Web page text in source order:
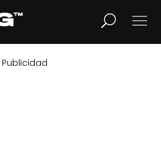
LIFESTYLE
Publicidad